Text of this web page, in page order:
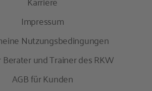
Impressum
Nutzungsbedingungen
Berater und Trainer des RKW
AGB für Kunden